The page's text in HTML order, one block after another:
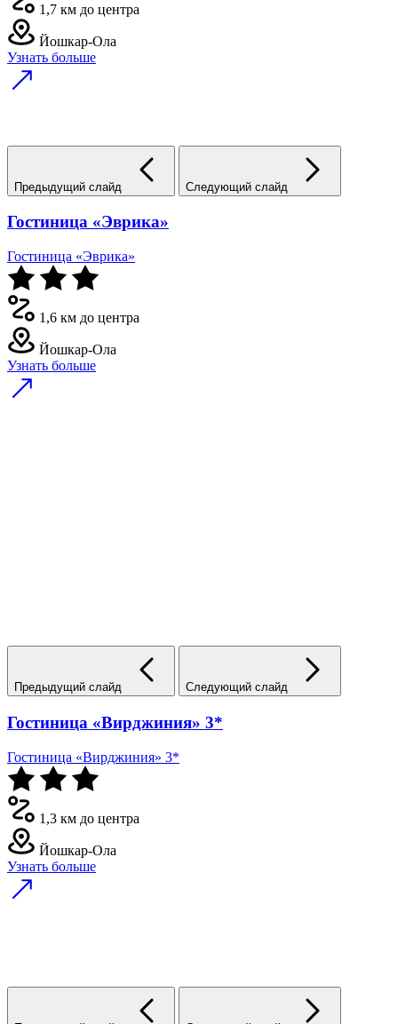
1,7 км до центра
Йошкар-Ола
Узнать больше
Предыдущий слайд Следующий слайд
Гостиница «Эврика»
Гостиница «Эврика»
1,6 км до центра
Йошкар-Ола
Узнать больше
Предыдущий слайд Следующий слайд
Гостиница «Вирджиния» 3*
Гостиница «Вирджиния» 3*
1,3 км до центра
Йошкар-Ола
Узнать больше